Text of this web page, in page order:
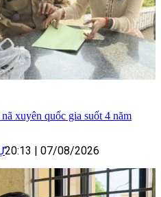
xuyên quốc gia suốt 4 năm
20:13 | 07/08/2026